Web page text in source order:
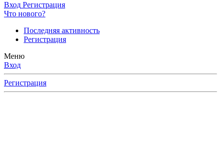
Вход Регистрация
Что нового?
Последняя активность
Регистрация
Меню
Вход
Регистрация